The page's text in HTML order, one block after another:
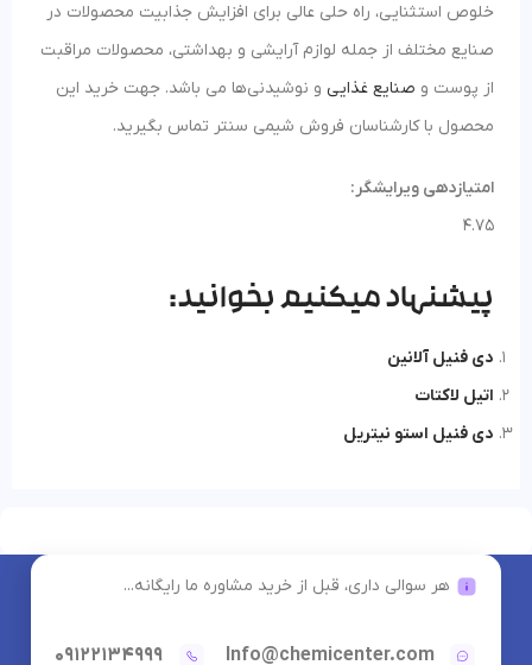
خلوص استثنایی، راه‌ حلی عالی برای افزایش جذابیت محصولات در
صنایع مختلف از جمله لوازم آرایشی و بهداشتی، محصولات مراقبت
از پوست و صنایع غذایی و نوشیدنی‌ها می باشد. جهت خرید این
محصول با کارشناسان فروش شیمی سنتر تماس بگیرید.
امتیازدهی ویرایشگر:
4.75
پیشنهاد میکنیم بخوانید:
دی‌ فنیل‌ آلانین
اتیل لاکتات
دی‌ فنیل‌ استو نیتریل
هر سوالی داری، قبل از خرید مشاوره ما رایگانه...
Info@chemicenter.com
09122134999